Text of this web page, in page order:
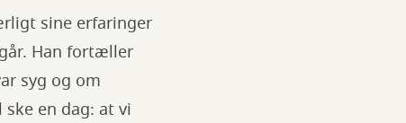
sine erfaringer
Han fortæller
syg og om
en dag: at vi